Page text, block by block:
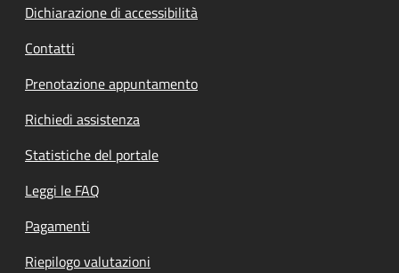
Dichiarazione di accessibilità
Contatti
Prenotazione appuntamento
Richiedi assistenza
Statistiche del portale
Leggi le FAQ
Pagamenti
Riepilogo valutazioni